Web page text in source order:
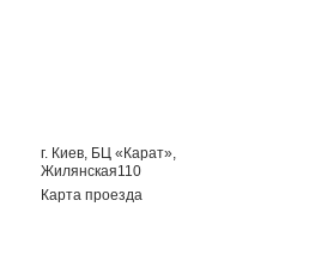
г. Киев, БЦ «Карат»,
Жилянская110
Карта проезда